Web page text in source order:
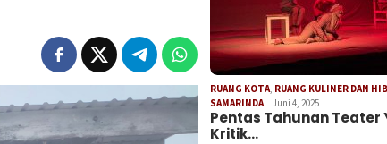
RUANG KOTA RUANG KULINER DAN
SAMARINDA
Juni 4, 2025
Pentas Tahunan Teater
Kritik…